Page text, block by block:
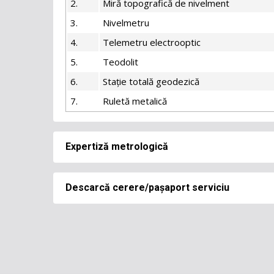
2.
Miră topografică de nivelment
3.
Nivelmetru
4.
Telemetru electrooptic
5.
Teodolit
6.
Stație totală geodezică
7.
Ruletă metalică
Expertiză metrologică
Cod Denumirea mijloacelor de
Descarcă cerere/pașaport serviciu